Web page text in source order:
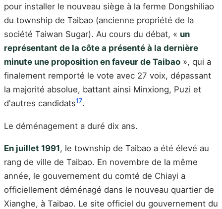
pour installer le nouveau siège à la ferme Dongshiliao
du township de Taibao (ancienne propriété de la
société Taiwan Sugar). Au cours du débat, « un
représentant de la côte a présenté à la dernière
minute une proposition en faveur de Taibao », qui a
finalement remporté le vote avec 27 voix, dépassant
la majorité absolue, battant ainsi Minxiong, Puzi et
d'autres candidats17.
Le déménagement a duré dix ans.
En juillet 1991, le township de Taibao a été élevé au
rang de ville de Taibao. En novembre de la même
année, le gouvernement du comté de Chiayi a
officiellement déménagé dans le nouveau quartier de
Xianghe, à Taibao. Le site officiel du gouvernement du